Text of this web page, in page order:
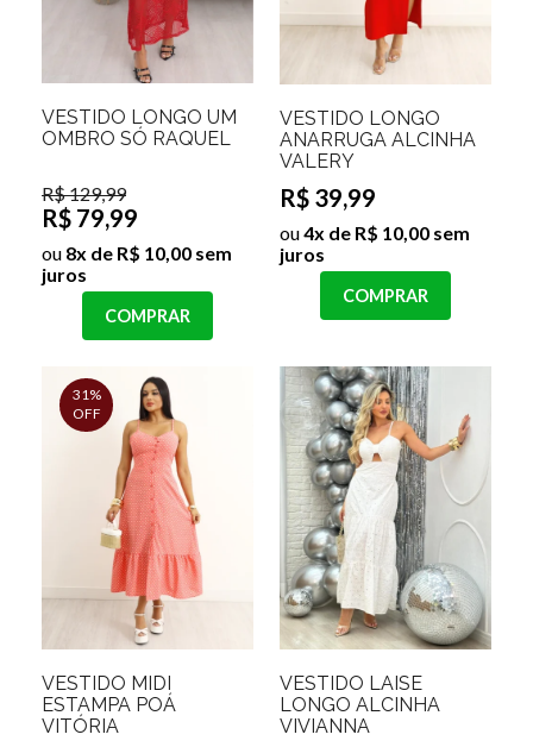
VESTIDO LONGO UM
OMBRO SÓ RAQUEL
R$ 129,99
R$ 79,99
ou 8x de R$ 10,00 sem
juros
COMPRAR
VESTIDO LONGO
ANARRUGA ALCINHA
VALERY
R$ 39,99
ou4x de R$ 10,00 sem
juros
COMPRAR
31%
OFF
VESTIDO MIDI
ESTAMPA POÁ
VITÓRIA
VESTIDO LAISE
LONGO ALCINHA
VIVIANNA